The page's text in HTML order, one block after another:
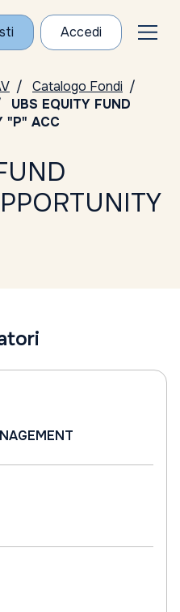
Accedi
Catalogo Fondi
UBS EQUITY FUND
"P" ACC